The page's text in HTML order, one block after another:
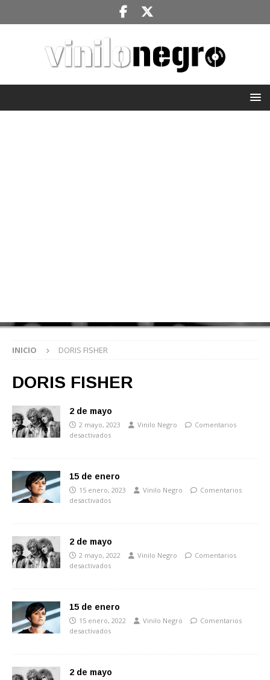
INICIO DORIS FISHER
DORIS FISHER
2 de mayo
2 mayo, 2023 Vinilo Negro
Comentarios
desactivados
15 de enero
15 enero, 2023 Vinilo Negro
Comentarios
desactivados
2 de mayo
2 mayo, 2022 Vinilo Negro
Comentarios
desactivados
15 de enero
15 enero, 2022 Vinilo Negro
Comentarios
desactivados
2 de mayo